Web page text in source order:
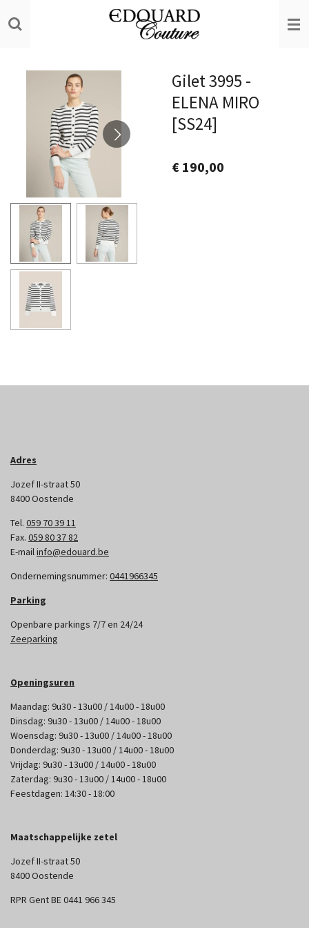
direct
hoofdinhoud
Gilet 3995 -
ELENA MIRO
[SS24]
€ 190,00
Adres
Jozef II-straat 50
8400 Oostende
Tel. 059 70 39 11
Fax. 059 80 37 82
E-mailinfo@edouard.be
Ondernemingsnummer: 0441966345
Parking
Openbare parkings 7/7 en 24/24
Zeeparking
Openingsuren
Maandag: 9u30 - 13u00 / 14u00 - 18u00
Dinsdag: 9u30 - 13u00 / 14u00 - 18u00
Woensdag: 9u30 - 13u00 / 14u00 - 18u00
Donderdag: 9u30 - 13u00 / 14u00 - 18u00
Vrijdag: 9u30 - 13u00 / 14u00 - 18u00
Zaterdag: 9u30 - 13u00 / 14u00 - 18u00
Feestdagen: 14:30 - 18:00
Maatschappelijke zetel
Jozef II-straat 50
8400 Oostende
RPR Gent BE 0441 966 345